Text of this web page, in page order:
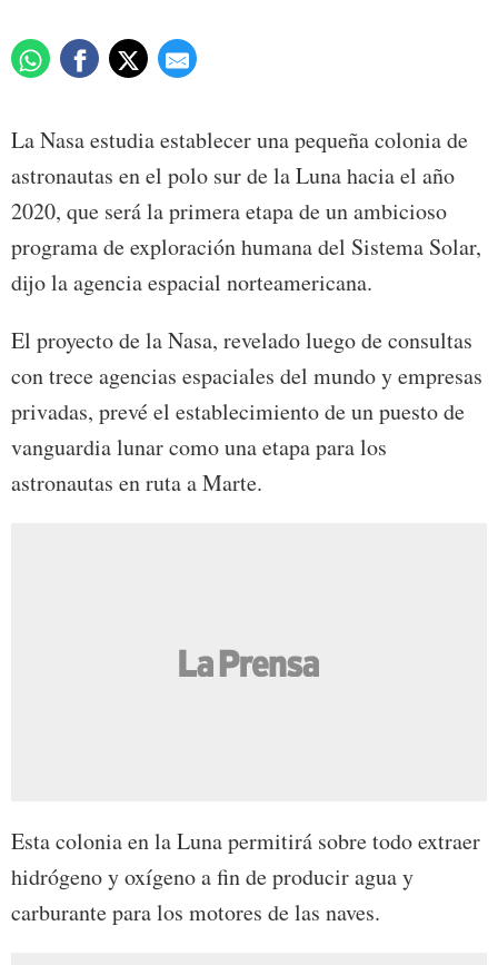
La Nasa estudia establecer una pequeña colonia de
astronautas en el polo sur de la Luna hacia el año
2020, que será la primera etapa de un ambicioso
programa de exploración humana del Sistema Solar,
dijo la agencia espacial norteamericana.
El proyecto de la Nasa, revelado luego de consultas
con trece agencias espaciales del mundo y empresas
privadas, prevé el establecimiento de un puesto de
vanguardia lunar como una etapa para los
astronautas en ruta a Marte.
Esta colonia en la Luna permitirá sobre todo extraer
hidrógeno y oxígeno a fin de producir agua y
carburante para los motores de las naves.